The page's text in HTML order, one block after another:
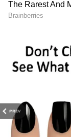
PREV
ఈ పరిణామంపై
స్పందిస్తూ..
పరిణామం
అన్నారు.
నిర్ణయాలను